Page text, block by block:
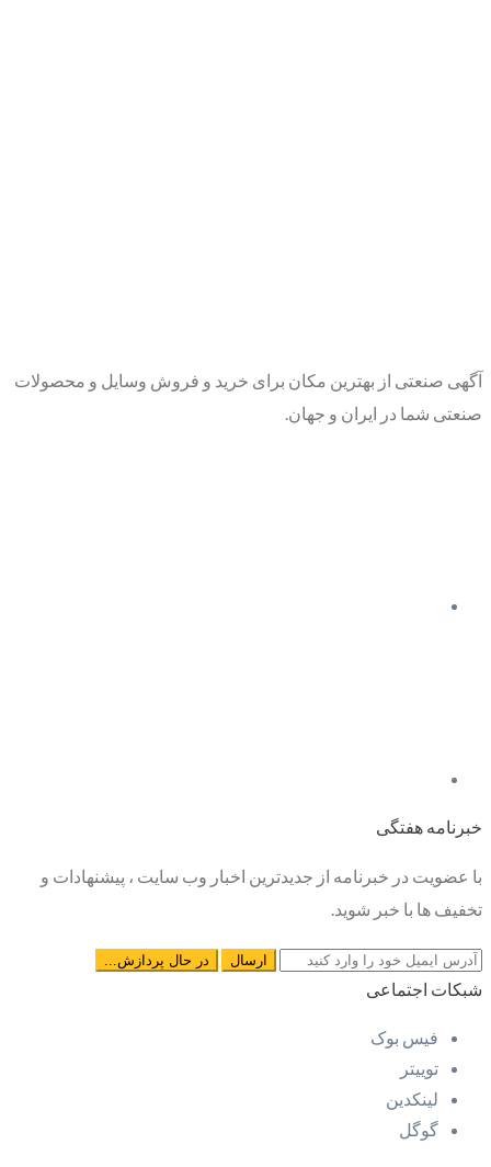
آگهی صنعتی از بهترین مکان برای خرید و فروش وسایل و محصولات
صنعتی شما در ایران و جهان.
خبرنامه هفتگی
با عضویت در خبرنامه از جدیدترین اخبار وب سایت ، پیشنهادات و
تخفیف ها با خبر شوید.
شبکات اجتماعی
فیس بوک
توییتر
لینکدین
گوگل